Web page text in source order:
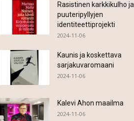
Rasistinen karkkikulho ja
puuteripyllyjen
identiteettiprojekti
2024-11-06
Kaunis ja koskettava
sarjakuvaromaani
2024-11-06
Kalevi Ahon maailma
2024-11-06